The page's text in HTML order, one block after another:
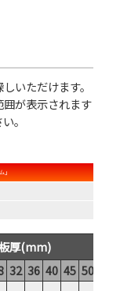
いただけます。
が表示されます
。
」
厚(mm)
32 36 40 45 50